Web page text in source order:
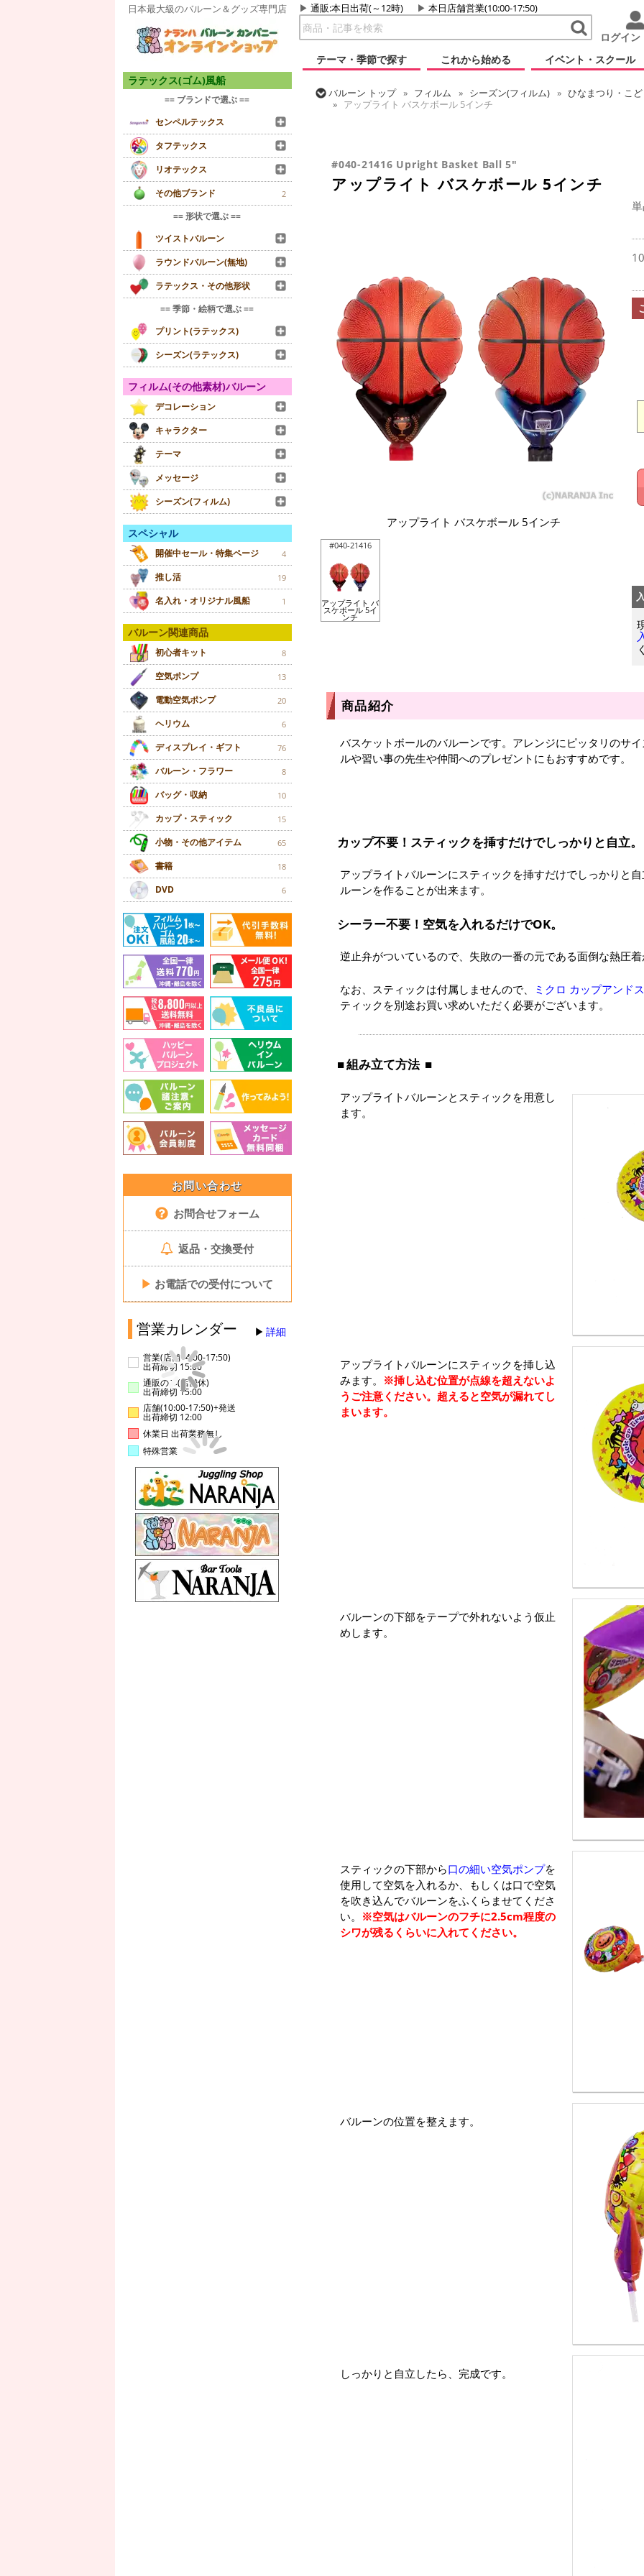
日本最大級のバルーン＆グッズ専門店 通販:本日出荷(～12時) 本日店舗営業(10:00-17:50)
ログイン
テーマ・季節で探す
これから始める イベント・スクール
ラテックス(ゴム)風船
== ブランドで選ぶ ==
センペルテックス
タフテックス
リオテックス
その他ブランド
2
== 形状で選ぶ ==
ツイストバルーン
ラウンドバルーン(無地)
ラテックス・その他形状
== 季節・絵柄で選ぶ ==
プリント(ラテックス)
シーズン(ラテックス)
フィルム(その他素材)バルーン
デコレーション
キャラクター
テーマ
メッセージ
シーズン(フィルム)
スペシャル
開催中セール・特集ページ 4
推し活 19
名入れ・オリジナル風船 1
バルーン関連商品
初心者キット 8
空気ポンプ 13
電動空気ポンプ 20
ヘリウム 6
ディスプレイ・ギフト 76
バルーン・フラワー 8
バッグ・収納 10
カップ・スティック 15
小物・その他アイテム 65
書籍 18
DVD 6
お問い合わせ
お問合せフォーム
返品・交換受付
▶ お電話での受付について
営業カレンダー 詳細
営業(店舗14:00-17:50)
出荷締切 15:00
通販のみ(店舗休)
出荷締切 15:00
店舗(10:00-17:50)+発送
出荷締切 12:00
休業日 出荷業務無し
特殊営業
バルーン トップ フィルム シーズン(フィルム)
ひなまつり・こ
アップライト バスケボール 5インチ
#040-21416 Upright Basket Ball 5"
アップライト バスケボール 5インチ
アップライト バスケボール 5インチ
#040-21416
アップライト バ
スケボール 5イ
ンチ
商品紹介
バスケットボールのバルーンです。アレンジにピッタリのサ
ルや習い事の先生や仲間へのプレゼントにもおすすめです。
カップ不要！スティックを挿すだけでしっかりと自立。
アップライトバルーンにスティックを挿すだけでしっかりと
ルーンを作ることが出来ます。
シーラー不要！空気を入れるだけでOK。
逆止弁がついているので、失敗の一番の元である面倒な熱圧
なお、スティックは付属しませんので、
ミクロ カップアンド
ティックを別途お買い求めいただく必要がございます。
組み立て方法
アップライトバルーンとスティックを用意し
ます。
アップライトバルーンにスティックを挿し込
みます。 ※挿し込む位置が点線を超えないよ
うご注意ください。超えると空気が漏れてし
まいます。
バルーンの下部をテープで外れないよう仮止
めします。
スティックの下部から口の細い空気ポンプを
使用して空気を入れるか、もしくは口で空気
を吹き込んでバルーンをふくらませてくださ
い。 ※空気はバルーンのフチに2.5cm程度の
シワが残るくらいに入れてください。
バルーンの位置を整えます。
しっかりと自立したら、完成です。